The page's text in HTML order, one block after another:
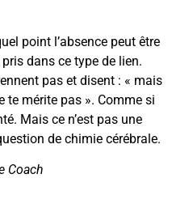
point l’absence peut être
dans ce type de lien.
pas et disent : « mais
te mérite pas ». Comme si
Mais ce n’est pas une
de chimie cérébrale.
Coach